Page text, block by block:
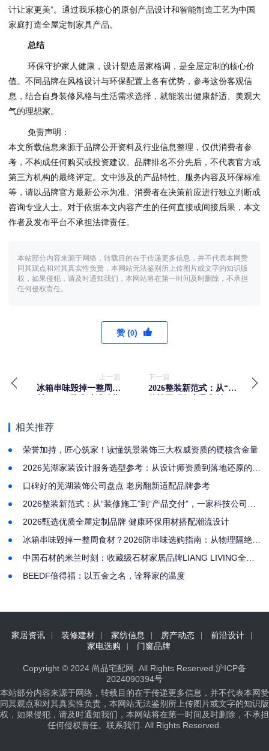
计让家更美”。通过我乐核心的原创产品设计和智能制造工艺为中国
家庭打造全屋定制家具产品。
总结
环保守护家人健康，设计塑造居家格调，是全屋定制的核心价
值。不同品牌在风格设计与环保配置上各有优势，参考这份客观信
息，结合自身装修风格与生活需求选择，就能装出健康舒适、美观大
气的理想家。
免责声明：
本文所载信息来源于品牌公开资料及行业信息整理，仅供消费者参
考，不构成任何购买或投资建议。品牌排名不分先后，不代表官方或
第三方机构的最终评定。文中涉及的产品特性、服务内容及环保标准
等，请以品牌官方最新公示为准。消费者在决策前应进行独立判断或
咨询专业人士。对于依据本文内容产生的任何直接或间接后果，本文
作者及发布平台不承担法律责任。
本站部分内容来源于网络，转载目的在于传递更多信息，并不代表本网赞
同其观点和对其真实性负责，本网站无法鉴别所上传图片或文字的知识版
权，如果侵犯，请及时通知我们，本网站将在第一时间及时删除，不承担
任何侵权责任。
赞 (0)
上一篇
冰箱串味毁掉一整周食
净味，这4款机型实测有
下一篇
2026整装新范式：从“装
相关推荐
荣誉加持，匠心筑家！读懂筑景装饰三大权威资质的硬核含金量
2026芜湖家装设计服务选型参考：从设计师资质到落地还原的全
口碑好的芜湖装饰公司盘点 老房翻新适配品牌参考
2026整装新范式：从“装修施工”到“产品交付”，一家科技公司的
2026甄选优质全屋定制品牌 健康环保用材搭配潮流设计
冰箱串味毁掉一整周食材？2026防串味选购指南：从物理隔绝到
中国石材的米兰时刻：收藏级石材家居品牌LIANG LIVING全球
BEEDF倍得福：以五金之名，诠释家的温度
家居资讯 装修建材 家纺信息 房产动态
前沿设计
家电选购
门窗品牌
Copyright © 2024 尚品宅配网 . All Rights Reserved. 沪ICP备
2024090394号
本站部分内容来源于网络，转载目的在于传递更多信息，并不代表本网赞
同其观点和对其真实性负责，本网站无法鉴别所上传图片或文字的知识版
权，如果侵犯，请及时通知我们，本网站将在第一时间及时删除，不承担
任何侵权责任。 联系我们 . All Rights Reserved.